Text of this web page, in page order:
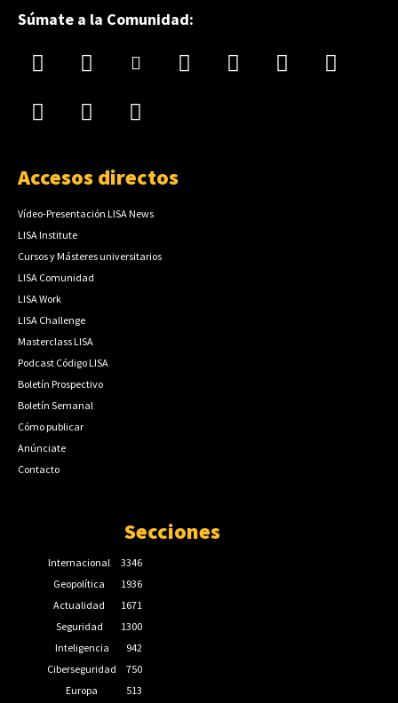
Súmate a la Comunidad:
Accesos directos
Vídeo-Presentación LISA News
LISA Institute
Cursos y Másteres universitarios
LISA Comunidad
LISA Work
LISA Challenge
Masterclass LISA
Podcast Código LISA
Boletín Prospectivo
Boletín Semanal
Cómo publicar
Anúnciate
Contacto
Secciones
Internacional
3346
Geopolítica
1936
Actualidad
1671
Seguridad
1300
Inteligencia
942
Ciberseguridad
750
Europa
513